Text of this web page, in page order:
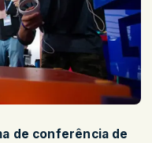
de conferência de